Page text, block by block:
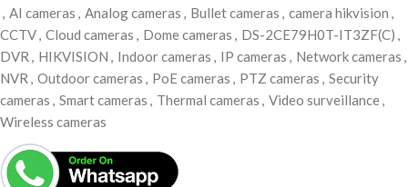
, AI cameras , Analog cameras , Bullet cameras , camera hikvision ,
CCTV, Cloud cameras , Dome cameras , DS-2CE79H0T-IT3ZF(C) ,
DVR , HIKVISION , Indoor cameras , IP cameras , Network cameras ,
NVR , Outdoor cameras , PoE cameras , PTZ cameras , Security
cameras , Smart cameras , Thermal cameras , Video surveillance,
Wireless cameras